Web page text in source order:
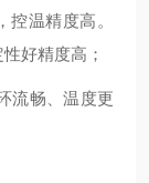
温精度高。
好精度高 ；
流畅、温度更